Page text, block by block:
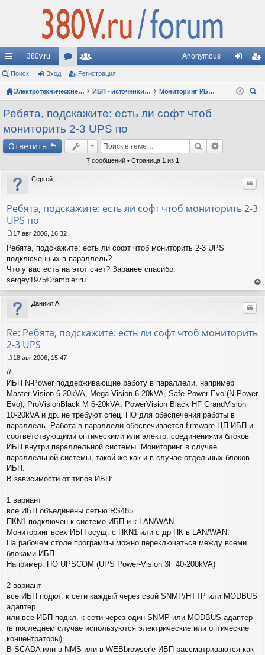
с
ы
лк
и
380v.ru
ор
ум
ы
ол
ьз
ов
ат
Anonymous
д ис
Поиск Вход Регистрация
Электротехнические форумы ИБП - источники бесперебойного питания
Мониторинг ИБП: программное обеспечение, SNMP-адаптеры
Ребята, подскажите: есть ли софт чтоб
мониторить 2-3 UPS по
Ответить
7 сообщений • Страница 1 из 1
Сергей
Ребята, подскажите: есть ли софт чтоб мониторить 2-3
UPS по
о
о
б
е
н
и
е
17 авг 2006, 16:32
Ребята, подскажите: есть ли софт чтоб мониторить 2-3 UPS
подключенных в параллель?
Что у вас есть на этот счет? Заранее спасибо.
sergey1975©rambler.ru
ер
на
Даниил А.
Re: Ребята, подскажите: есть ли софт чтоб мониторить
2-3 UPS
о
б
е
н
и
е
18 авг 2006, 15:47
//
ИБП N-Power поддерживающие работу в параллели, например
Master-Vision 6-20kVA, Mega-Vision 6-20kVA, Safe-Power Evo (N-Power
Evo), ProVisionBlack M 6-20kVA, PowerVision Black HF GrandVision
10-20kVA и др. не требуют спец. ПО для обеспечения работы в
параллель. Работа в параллели обеспечивается firmware ЦП ИБП и
соответствующими оптическими или электр. соединениями блоков
ИБП внутри параллельной системы. Мониторинг в случае
параллельной системы, такой же как и в случае отдельных блоков
ИБП.
В зависимости от типов ИБП:
1 вариант
все ИБП объединены сетью RS485
ПКN1 подключен к системе ИБП и к LAN/WAN
Мониторинг всех ИБП осущ. с ПКN1 или с др ПК в LAN/WAN.
На рабочем столе программы можно переключаться между всеми
блоками ИБП.
Например: ПО UPSCOM (UPS Power-Vision 3F 40-200kVA)
2 вариант
все ИБП подкл. к сети каждый через свой SNMP/HTTP или MODBUS
адаптер
или все ИБП подкл. к сети через один SNMP или MODBUS адаптер
(в последнем случае используются электрические или оптические
концентраторы)
В SCADA или в NMS или в WEBbrowser'e ИБП рассматриваются как